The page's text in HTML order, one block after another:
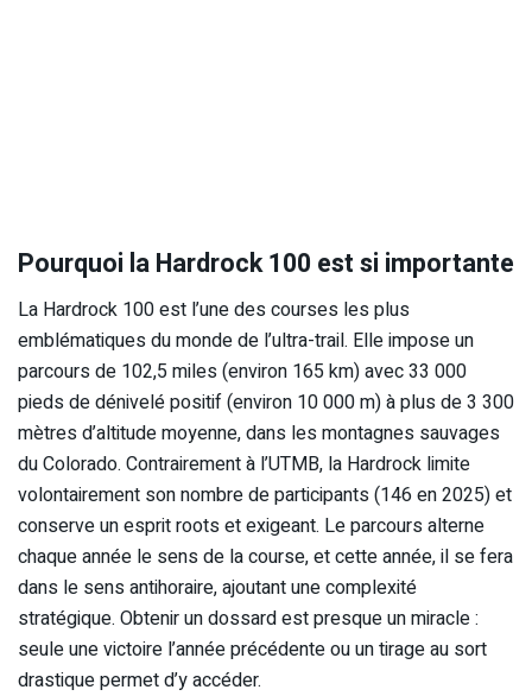
Pourquoi la Hardrock 100 est si importante
La Hardrock 100 est l’une des courses les plus
emblématiques du monde de l’ultra-trail. Elle impose un
parcours de 102,5 miles (environ 165 km) avec 33 000
pieds de dénivelé positif (environ 10 000 m) à plus de 3 300
mètres d’altitude moyenne, dans les montagnes sauvages
du Colorado. Contrairement à l’UTMB, la Hardrock limite
volontairement son nombre de participants (146 en 2025) et
conserve un esprit roots et exigeant. Le parcours alterne
chaque année le sens de la course, et cette année, il se fera
dans le sens antihoraire, ajoutant une complexité
stratégique. Obtenir un dossard est presque un miracle :
seule une victoire l’année précédente ou un tirage au sort
drastique permet d’y accéder.